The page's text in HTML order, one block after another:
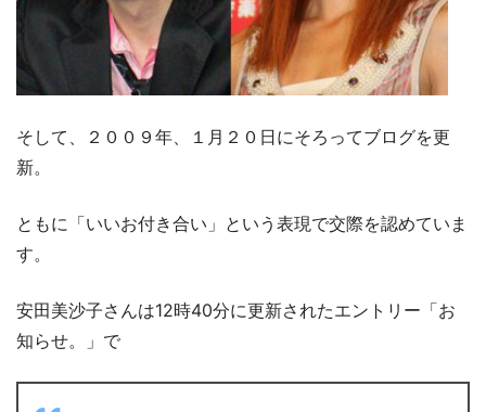
そして、２００９年、１月２０日にそろってブログを更
新。
ともに「いいお付き合い」という表現で交際を認めていま
す。
安田美沙子さんは12時40分に更新されたエントリー「お
知らせ。」で